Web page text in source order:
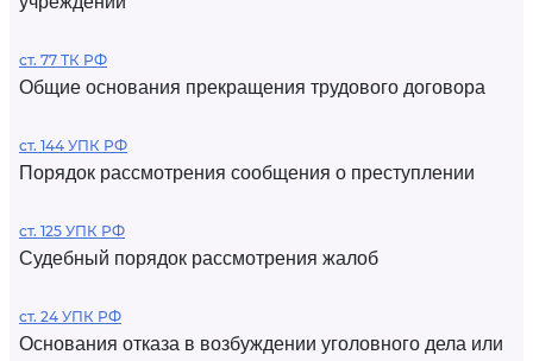
ст. 77 ТК РФ
Общие основания прекращения трудового договора
ст. 144 УПК РФ
Порядок рассмотрения сообщения о преступлении
ст. 125 УПК РФ
Судебный порядок рассмотрения жалоб
ст. 24 УПК РФ
Основания отказа в возбуждении уголовного дела или